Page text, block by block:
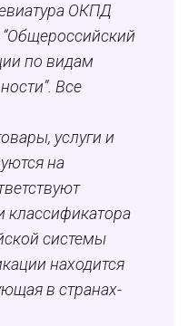
ОКПД
по видам
Все
услуги и
на
классификатора
системы
находится
в странах-